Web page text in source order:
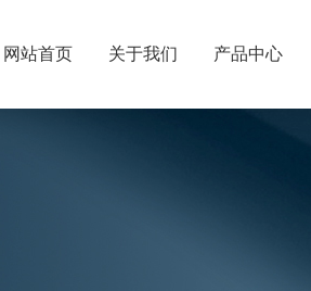
网站首页 关于我们 产品中心